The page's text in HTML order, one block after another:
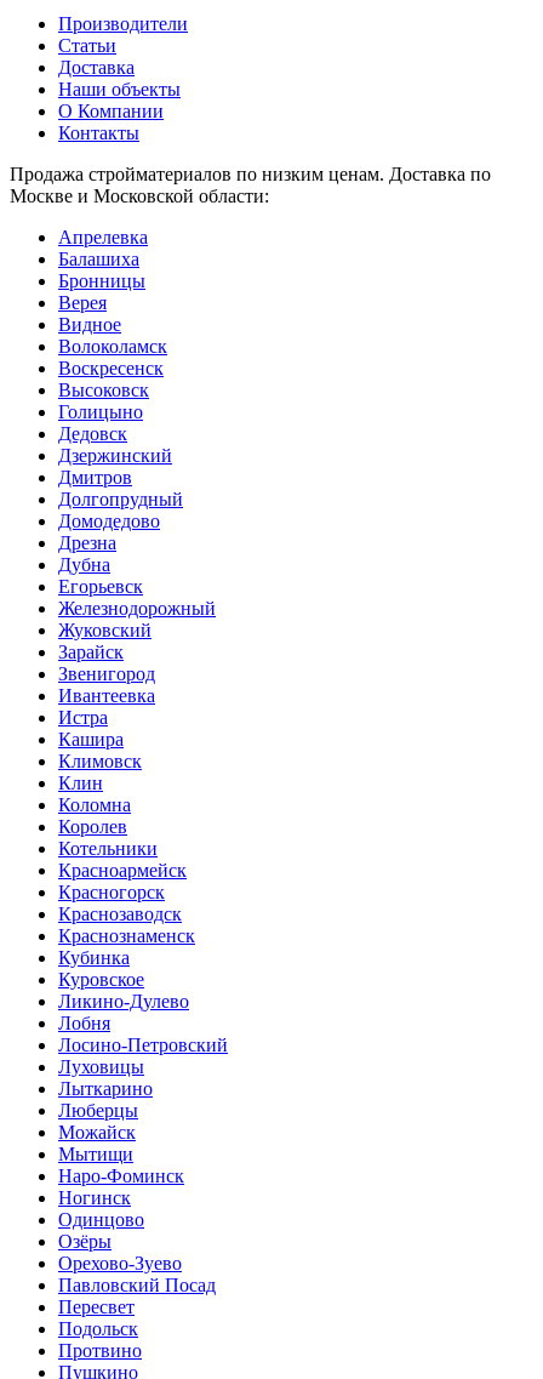
Производители
Статьи
Доставка
Наши объекты
О Компании
Контакты
Продажа стройматериалов по низким ценам. Доставка по
Москве и Московской области:
Апрелевка
Балашиха
Бронницы
Верея
Видное
Волоколамск
Воскресенск
Высоковск
Голицыно
Дедовск
Дзержинский
Дмитров
Долгопрудный
Домодедово
Дрезна
Дубна
Егорьевск
Железнодорожный
Жуковский
Зарайск
Звенигород
Ивантеевка
Истра
Кашира
Климовск
Клин
Коломна
Королев
Котельники
Красноармейск
Красногорск
Краснозаводск
Краснознаменск
Кубинка
Куровское
Ликино-Дулево
Лобня
Лосино-Петровский
Луховицы
Лыткарино
Люберцы
Можайск
Мытищи
Наро-Фоминск
Ногинск
Одинцово
Озёры
Орехово-Зуево
Павловский Посад
Пересвет
Подольск
Протвино
Пушкино